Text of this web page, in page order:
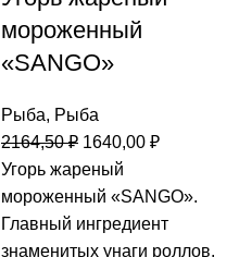
мороженный
«SANGO»
Рыба, Рыба
2164,50₽ 1640,00 ₽
Угорь жареный
мороженный «SANGO».
Главный ингредиент
знаменитых унаги роллов.